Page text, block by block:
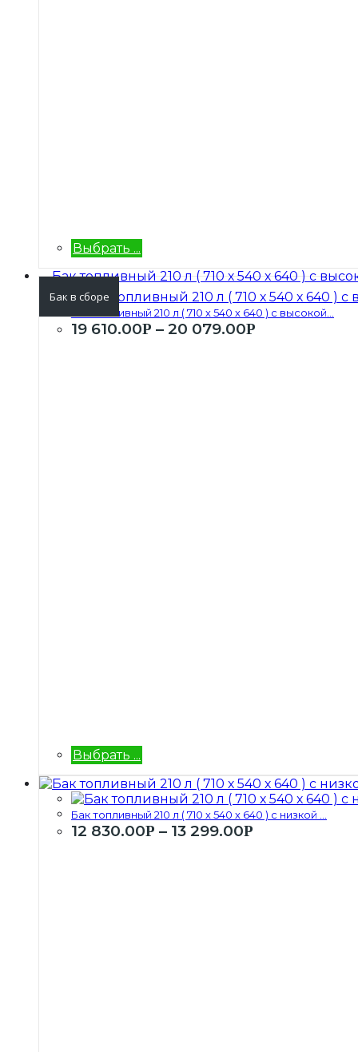
Выбрать ...
Бак в сборе
Бак топливный 210 л ( 710 х 540 х 640 ) с высокой...
19 610.00Р – 20 079.00Р
Выбрать ...
Бак топливный 210 л ( 710 х 540 х 640 ) с низкой ...
12 830.00Р – 13 299.00Р